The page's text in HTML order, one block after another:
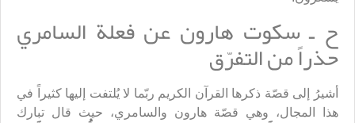
ح ـ سكوت هارون عن فعلة السامري
حذراً من التفرّق
أشيرُ إلى قصّة ذكرها القرآن الكريم ربّما لا يُلتفت إليها كثيراً في
هذا المجال، وهي قصّة هارون والسامري، حيث قال تبارك